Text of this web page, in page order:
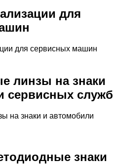
для
линзы на знаки
сервисных служб
знаки